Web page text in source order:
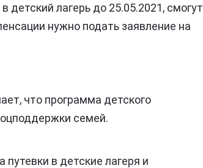
детский лагерь до 25.05.2021, смогут
нужно подать заявление на
что программа детского
семей.
в детские лагеря и